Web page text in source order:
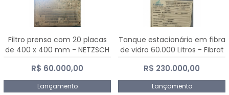
Filtro prensa com 20 placas
de 400 x 400 mm - NETZSCH
R$ 60.000,00
Lançamento
Tanque estacionário em fibra
de vidro 60.000 Litros - Fibrat
R$ 230.000,00
Lançamento